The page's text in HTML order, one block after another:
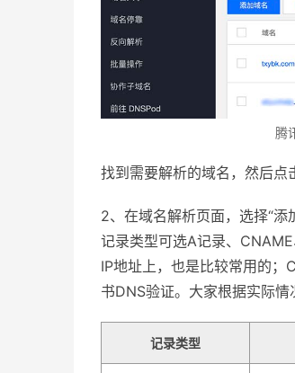
腾
找到需要解析的域名，然后点
2、在域名解析页面，选择“添
记录类型可选A记录、
IP地址上，也是比较常用的；
书DNS验证。大家根据实际情
记录类型